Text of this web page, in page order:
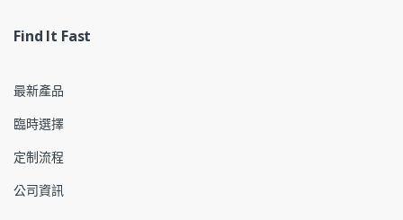
Find It Fast
最新產品
臨時選擇
定制流程
公司資訊